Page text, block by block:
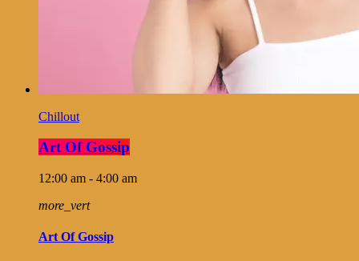
Chillout
Art Of Gossip
12:00 am - 4:00 am
more_vert
Art Of Gossip